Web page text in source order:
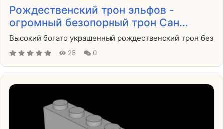
Рождественский трон эльфов -
огромный безопорный трон Сан...
Высокий богато украшенный рождественский трон без
25 0